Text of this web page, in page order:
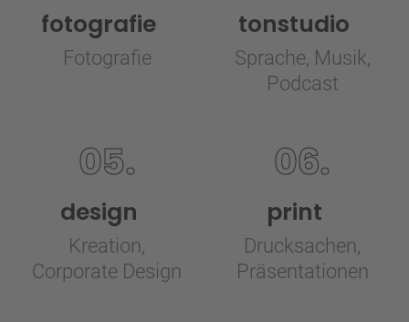
foto­grafie
Fotografie
tonstudio
Sprache, Musik,
Podcast
05.
design
Kreation,
Corporate Design
06.
print
Drucksachen,
Präsentationen